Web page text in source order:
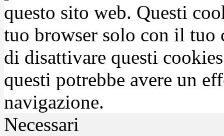
questo sito web. Questi
tuo browser solo con il tuo
di disattivare questi
questi potrebbe avere un
navigazione.
Necessari